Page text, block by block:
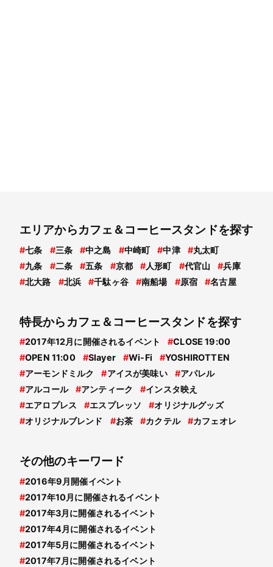
エリアからカフェ＆コーヒースタンドを探す
#七条 #三条 #中之島 #中崎町 #中津 #丸太町
#九条 #二条 #五条 #京都 #人形町 #代官山 #兵庫
#北大路 #北浜 #千駄ヶ谷 #南船場 #原宿 #名古屋
特長からカフェ＆コーヒースタンドを探す
#2017年12月に開催されるイベント #CLOSE 19:00
#OPEN 11:00 #Slayer #Wi-Fi #YOSHIROTTEN
#アーモンドミルク #アイスが美味い #アパレル
#アルコール #アンティーク #インスタ映え
#エアロプレス #エスプレッソ #オリジナルグッズ
#オリジナルブレンド #お茶 #カクテル #カフェオレ
その他のキーワード
#2016年9月開催イベント
#2017年10月に開催されるイベント
#2017年3月に開催されるイベント
#2017年4月に開催されるイベント
#2017年5月に開催されるイベント
#2017年7月に開催されるイベント